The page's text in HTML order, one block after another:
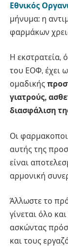
Εθνικός
μήνυμα: η
φαρμάκων
Η εκστρατεία,
του ΕΟΦ, έχει
ομαδικής
γιατρούς,
διασφάλιση
Οι
αυτής της
είναι
αρμονική
Άλλωστε το
γίνεται όλο
ασκώντας
και τους